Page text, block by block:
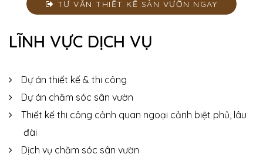
TƯ VẤN THIẾT KẾ SÂN VƯỜN NGAY
LĨNH VỰC DỊCH VỤ
Dự án thiết kế & thi công
Dự án chăm sóc sân vườn
Thiết kế thi công cảnh quan ngoại cảnh biệt phủ, lâu
đài
Dịch vụ chăm sóc sân vườn